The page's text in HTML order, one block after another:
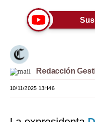
Lujo
Moda
Estilos
Mundo
Redacción
10/11/2025 13H46